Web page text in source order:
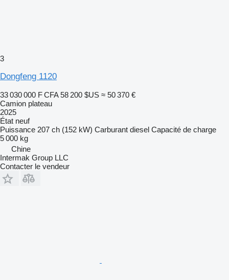
3
Dongfeng 1120
33 030 000 F CFA 58 200 $US ≈ 50 370 €
Camion plateau
2025
État neuf
Puissance 207 ch (152 kW) Carburant diesel Capacité de charge
5 000 kg
Chine
Intermak Group LLC
Contacter le vendeur